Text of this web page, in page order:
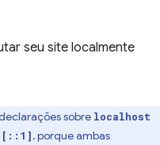
seu site localmente
sobre localhost
[::1], porque ambas